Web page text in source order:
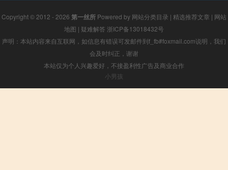
Copyright © 2012 - 2026 第一丝所 Powered by 网站分类目录 | 精选推荐文章 | 网站
地图 | 疑难解答 浙ICP备13018432号
声明：本站内容来自互联网，如信息有错误可发邮件到f_fb#foxmail.com说明，我们
会及时纠正，谢谢
本站仅为个人兴趣爱好，不接盈利性广告及商业合作
小男孩